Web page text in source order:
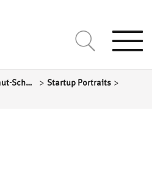
Forschung an der Helmut-Schmidt-Universität > Startup Portraits >